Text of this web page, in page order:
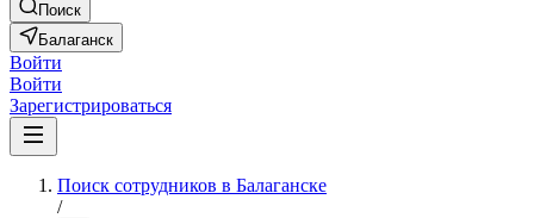
Поиск
Балаганск
Войти
Войти
Зарегистрироваться
Поиск сотрудников в Балаганске
/